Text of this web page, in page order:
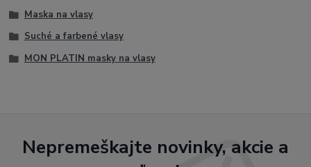
Maska na vlasy
Suché a farbené vlasy
MON PLATIN masky na vlasy
Nepremeškajte novinky, akcie a